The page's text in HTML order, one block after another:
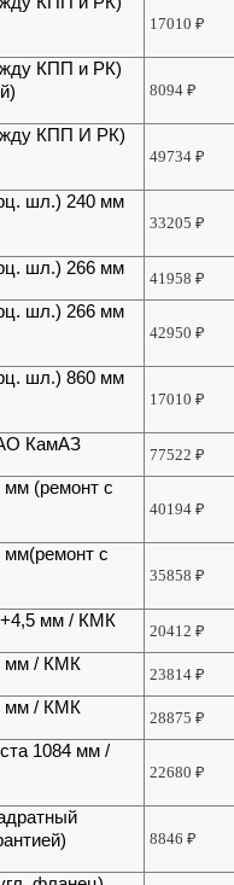
17010₽
КПП и РК)
8094₽
КПП И РК)
49734₽
шл.) 240 мм
33205₽
шл.) 266 мм
41958₽
шл.) 266 мм
42950₽
шл.) 860 мм
17010₽
КамАЗ
77522₽
мм (ремонт с
40194₽
мм(ремонт с
35858₽
мм / КМК
20412₽
мм / КМК
23814₽
мм / КМК
28875₽
1084 мм /
22680₽
8846₽